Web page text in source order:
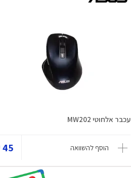
עכבר אלחוטי MW202
הוסף להשוואה 45 ₪